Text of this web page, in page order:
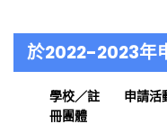
於2022-2023年
學校／註
冊團體
申請活